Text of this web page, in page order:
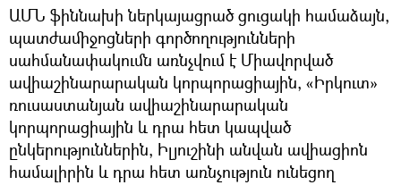
ԱՄՆ ֆիննախի ներկայացրած ցուցակի համաձայն,
պատժամիջոցների գործողությունների
սահմանափակումն առնչվում է Միավորված
ավիաշինարարական կորպորացիային, «Իրկուտ»
ռուսաստանյան ավիաշինարարական
կորպորացիային և դրա հետ կապված
ընկերություններին, Իլյուշինի անվան ավիացիոն
համալիրին և դրա հետ առնչություն ունեցող